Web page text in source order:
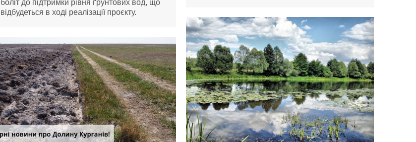
боліт до підтримки рівня ґрунтових вод, що
відбудеться в ході реалізації проєкту.